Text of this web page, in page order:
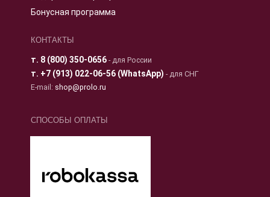
Бонусная программа
КОНТАКТЫ
т. 8 (800) 350-0656- для России
т. +7 (913) 022-06-56 (WhatsApp) - для СНГ
E-mail: shop@prolo.ru
СПОСОБЫ ОПЛАТЫ